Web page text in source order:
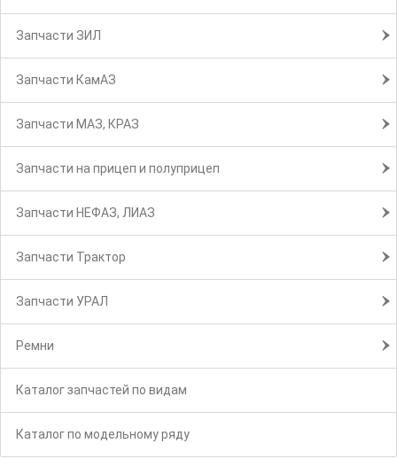
Запчасти ЗИЛ
Запчасти КамАЗ
Запчасти МАЗ, КРАЗ
Запчасти на прицеп и полуприцеп
Запчасти НЕФАЗ, ЛИАЗ
Запчасти Трактор
Запчасти УРАЛ
Ремни
Каталог запчастей по видам
Каталог по модельному ряду